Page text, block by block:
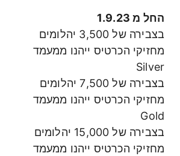
החל מ 1.9.23
בצבירה של 3,500 יהלומים
מחזיקי הכרטיס ייהנו ממעמד
Silver
בצבירה של 7,500 יהלומים
מחזיקי הכרטיס ייהנו ממעמד
Gold
בצבירה של 15,000 יהלומים
מחזיקי הכרטיס ייהנו ממעמד